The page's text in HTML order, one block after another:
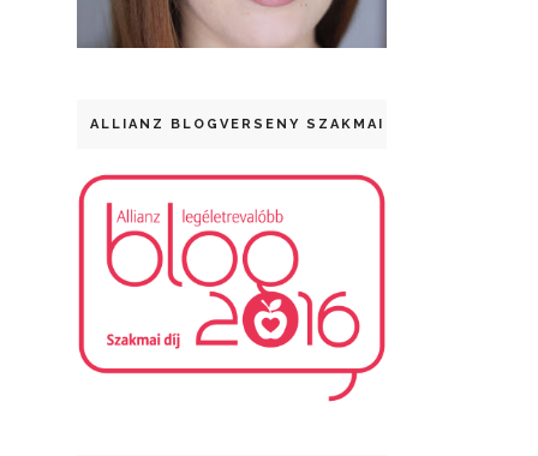
ALLIANZ BLOGVERSENY SZAKMAI DÍJ